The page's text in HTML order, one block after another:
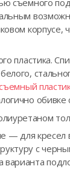
пластика.
обивке
— для
с
варианта